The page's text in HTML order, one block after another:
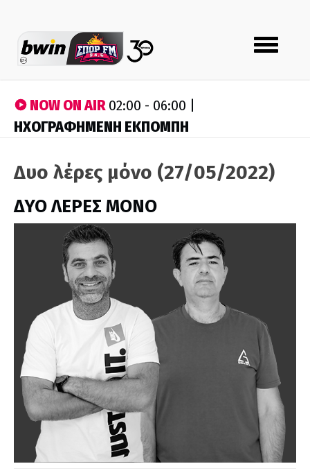
Toggle
navigation
NOW ON AIR02:00 - 06:00 |
ΗΧΟΓΡΑΦΗΜΕΝΗ ΕΚΠΟΜΠΗ
Δυο λέρες μόνο (27/05/2022)
ΔΥΟ ΛΕΡΕΣ ΜΟΝΟ